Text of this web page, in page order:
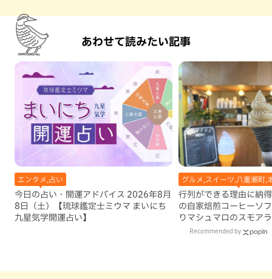
あわせて読みたい記事
エンタメ,占い
今日の占い・開運アドバイス 2026年8月
8日（土）【琉球鑑定士ミウマ まいにち
九星気学開運占い】
グルメ,スイーツ,八重瀬町,
行列ができる理由に納
の自家焙煎コーヒーソ
りマシュマロのスモア
瀬町）
Recommended by